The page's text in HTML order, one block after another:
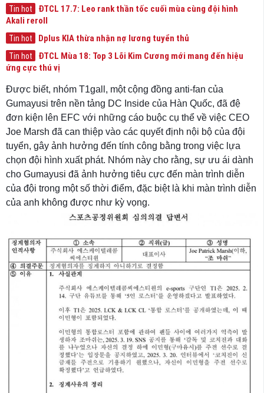
Tin hot
ĐTCL 17.7: Leo rank thần tốc cuối mùa cùng đội hình
Akali reroll
Tin hot Dplus KIA thừa nhận nợ lương tuyển thủ
Tin hot
ĐTCL Mùa 18: Top 3 Lõi Kim Cương mới mang đến hiệu
ứng cực thú vị
Được biết, nhóm T1gall, một cộng đồng anti-fan của
Gumayusi trên nền tảng DC Inside của Hàn Quốc, đã đệ
đơn kiện lên EFC với những cáo buộc cụ thể về việc CEO
Joe Marsh đã can thiệp vào các quyết định nội bộ của đội
tuyển, gây ảnh hưởng đến tính công bằng trong việc lựa
chọn đội hình xuất phát. Nhóm này cho rằng, sự ưu ái dành
cho Gumayusi đã ảnh hưởng tiêu cực đến màn trình diễn
của đội trong một số thời điểm, đặc biệt là khi màn trình diễn
của anh không được như kỳ vọng.